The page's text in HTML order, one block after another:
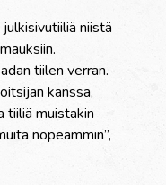
niistä
tiilen verran.
kanssa,
tiiliä muistakin
nopeammin”,